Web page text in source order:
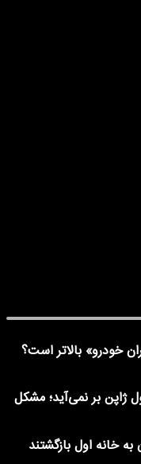
خودرو» بالاتر است؟
ژاپن بر نمی‌آید؛ مشکل
خانه اول بازگشتند